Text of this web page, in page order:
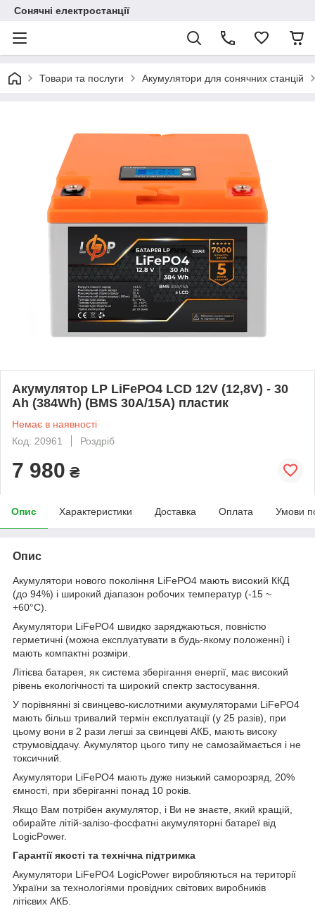
Сонячні електростанції
Товари та послуги Акумулятори для сонячних станцій
Акумулятор LP LiFePO4 LCD 12V (12,8V) - 30
Ah (384Wh) (BMS 30A/15А) пластик
Немає в наявності
Код: 20961
Роздріб
7 980 ₴
Опис Характеристики Доставка Оплата Умови
Опис
Акумулятори нового покоління LiFePO4 мають високий ККД
(до 94%) і широкий діапазон робочих температур (-15 ~
+60°C).
Акумулятори LiFePO4 швидко заряджаються, повністю
герметичні (можна експлуатувати в будь-якому положенні) і
мають компактні розміри.
Літієва батарея, як система зберігання енергії, має високий
рівень екологічності та широкий спектр застосування.
У порівнянні зі свинцево-кислотними акумуляторами LiFePO4
мають більш тривалий термін експлуатації (у 25 разів), при
цьому вони в 2 рази легші за свинцеві АКБ, мають високу
струмовіддачу. Акумулятор цього типу не самозаймається і не
токсичний.
Акумулятори LiFePO4 мають дуже низький саморозряд, 20%
ємності, при зберіганні понад 10 років.
Якщо Вам потрібен акумулятор, і Ви не знаєте, який кращій,
обирайте літій-залізо-фосфатні акумуляторні батареї від
LogicPower.
Гарантії якості та технічна підтримка
Акумулятори LiFePO4 LogicPower виробляються на території
України за технологіями провідних світових виробників
літієвих АКБ.